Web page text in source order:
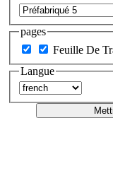
pages
Feuille De
Langue